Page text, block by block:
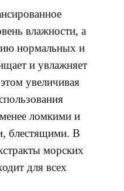
влажности, а
нормальных и
и увлажняет
увеличивая
ломкими и
блестящими. В
морских
для всех